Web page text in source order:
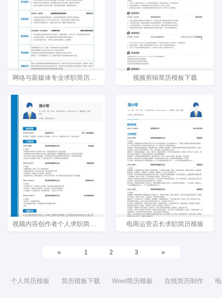
网络与新媒体专业求职简历模板 视频剪辑简历模板下载
电商运营店长求职简历模板
« 1 2 3 »
个人简历模板 简历模板下载 Word简历模板 在线简历制作